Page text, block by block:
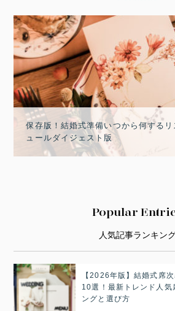
保存版！結婚式準備いつから何する
ュールダイジェスト版
Popular
人気記事ランキン
【2026年版】結婚式席
10選！最新トレンド人気
ングと選び方